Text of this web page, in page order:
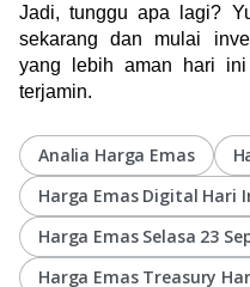
Jadi, tunggu apa lagi?
sekarang dan mulai
yang lebih aman hari
terjamin.
Analia Harga Emas
Harga Emas Digital Hari
Harga Emas Selasa 23
Harga Emas Treasury